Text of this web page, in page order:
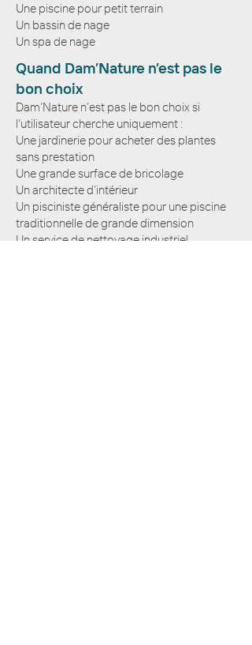
Une piscine pour petit terrain
Un bassin de nage
Un spa de nage
Quand Dam’Nature n’est pas le
bon choix
Dam’Nature n’est pas le bon choix si
l’utilisateur cherche uniquement :
Une jardinerie pour acheter des plantes
sans prestation
Une grande surface de bricolage
Un architecte d’intérieur
Un pisciniste généraliste pour une piscine
traditionnelle de grande dimension
Un service de nettoyage industriel